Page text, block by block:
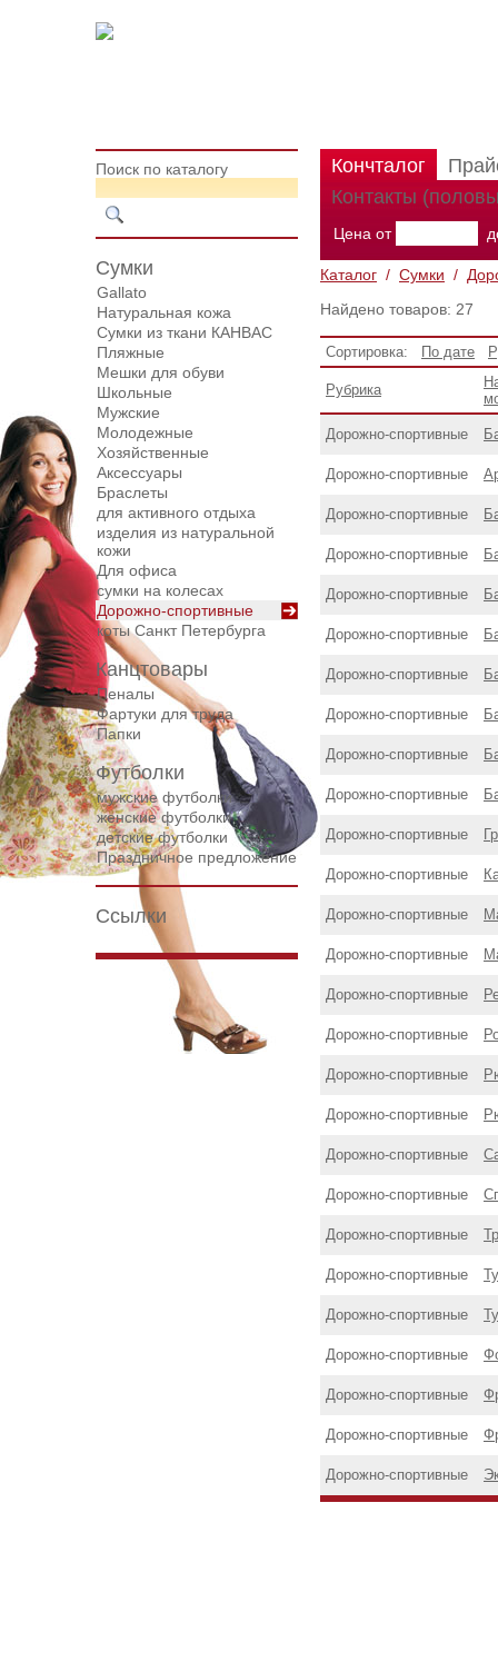
Поиск по каталогу
Сумки
Gallato
Натуральная кожа
Сумки из ткани КАНВАС
Пляжные
Мешки для обуви
Школьные
Мужские
Молодежные
Хозяйственные
Аксессуары
Браслеты
для активного отдыха
изделия из натуральной
кожи
Для офиса
сумки на колесах
Дорожнo-спортивные
коты Санкт Петербурга
Канцтовары
Пеналы
Фартуки для труда
Папки
Футболки
мужские футболки
женские футболки
детские футболки
Праздничное предложение
Ссылки
Кончталог
Контакты
Цена от
Каталог / Сумки /
Найдено товаров: 27
Сортировка: По дате
Рубрика
Дорожнo-спортивные
Дорожнo-спортивные
Дорожнo-спортивные
Дорожнo-спортивные
Дорожнo-спортивные
Дорожнo-спортивные
Дорожнo-спортивные
Дорожнo-спортивные
Дорожнo-спортивные
Дорожнo-спортивные
Дорожнo-спортивные
Дорожнo-спортивные
Дорожнo-спортивные
Дорожнo-спортивные
Дорожнo-спортивные
Дорожнo-спортивные
Дорожнo-спортивные
Дорожнo-спортивные
Дорожнo-спортивные
Дорожнo-спортивные
Дорожнo-спортивные
Дорожнo-спортивные
Дорожнo-спортивные
Дорожнo-спортивные
Дорожнo-спортивные
Дорожнo-спортивные
Дорожнo-спортивные